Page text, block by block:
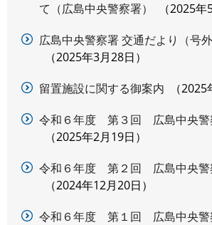
て（広島中央警察署）
2025年
広島中央警察署 交通だより（号外
2025年3月28日
留置施設に関する御案内
2025
令和６年度 第３回 広島中央警
2025年2月19日
令和６年度 第２回 広島中央警
2024年12月20日
令和６年度 第１回 広島中央警